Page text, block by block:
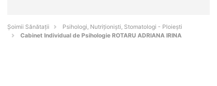
Şoimii Sănătații
Psihologi, Nutriționiști, Stomatologi - Ploieşti
Cabinet Individual de Psihologie ROTARU ADRIANA IRINA